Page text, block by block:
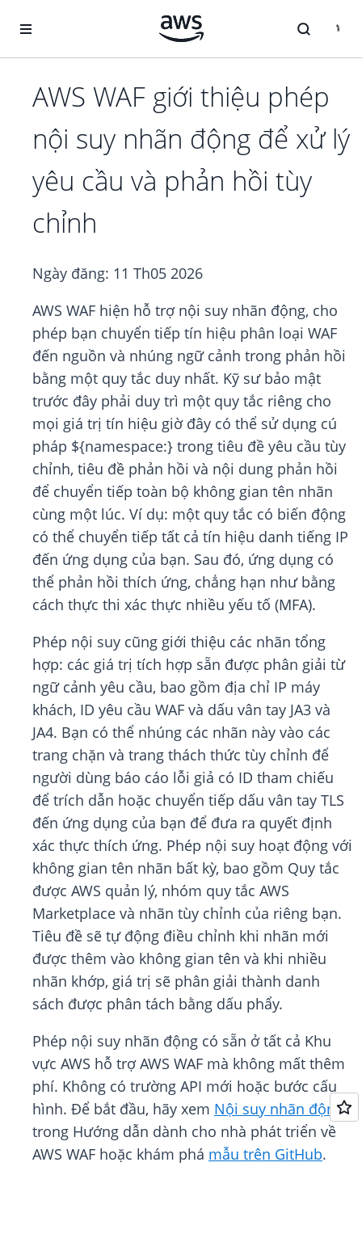
AWS WAF giới thiệu phép
nội suy nhãn động để xử lý
yêu cầu và phản hồi tùy
chỉnh
Ngày đăng: 11 Th05 2026
AWS WAF hiện hỗ trợ nội suy nhãn động, cho
phép bạn chuyển tiếp tín hiệu phân loại WAF
đến nguồn và nhúng ngữ cảnh trong phản hồi
bằng một quy tắc duy nhất. Kỹ sư bảo mật
trước đây phải duy trì một quy tắc riêng cho
mọi giá trị tín hiệu giờ đây có thể sử dụng cú
pháp ${namespace:} trong tiêu đề yêu cầu tùy
chỉnh, tiêu đề phản hồi và nội dung phản hồi
để chuyển tiếp toàn bộ không gian tên nhãn
cùng một lúc. Ví dụ: một quy tắc có biến động
có thể chuyển tiếp tất cả tín hiệu danh tiếng IP
đến ứng dụng của bạn. Sau đó, ứng dụng có
thể phản hồi thích ứng, chẳng hạn như bằng
cách thực thi xác thực nhiều yếu tố (MFA).
Phép nội suy cũng giới thiệu các nhãn tổng
hợp: các giá trị tích hợp sẵn được phân giải từ
ngữ cảnh yêu cầu, bao gồm địa chỉ IP máy
khách, ID yêu cầu WAF và dấu vân tay JA3 và
JA4. Bạn có thể nhúng các nhãn này vào các
trang chặn và trang thách thức tùy chỉnh để
người dùng báo cáo lỗi giả có ID tham chiếu
để trích dẫn hoặc chuyển tiếp dấu vân tay TLS
đến ứng dụng của bạn để đưa ra quyết định
xác thực thích ứng. Phép nội suy hoạt động với
không gian tên nhãn bất kỳ, bao gồm Quy tắc
được AWS quản lý, nhóm quy tắc AWS
Marketplace và nhãn tùy chỉnh của riêng bạn.
Tiêu đề sẽ tự động điều chỉnh khi nhãn mới
được thêm vào không gian tên và khi nhiều
nhãn khớp, giá trị sẽ phân giải thành danh
sách được phân tách bằng dấu phẩy.
Phép nội suy nhãn động có sẵn ở tất cả Khu
vực AWS hỗ trợ AWS WAF mà không mất thêm
phí. Không có trường API mới hoặc bước cấu
hình. Để bắt đầu, hãy xem Nội suy nhãn động
trong Hướng dẫn dành cho nhà phát triển về
AWS WAF hoặc khám phá mẫu trên GitHub.